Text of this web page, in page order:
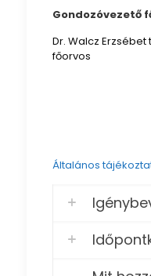
Gondozóvezető
Dr. Walcz
főorvos
Általános